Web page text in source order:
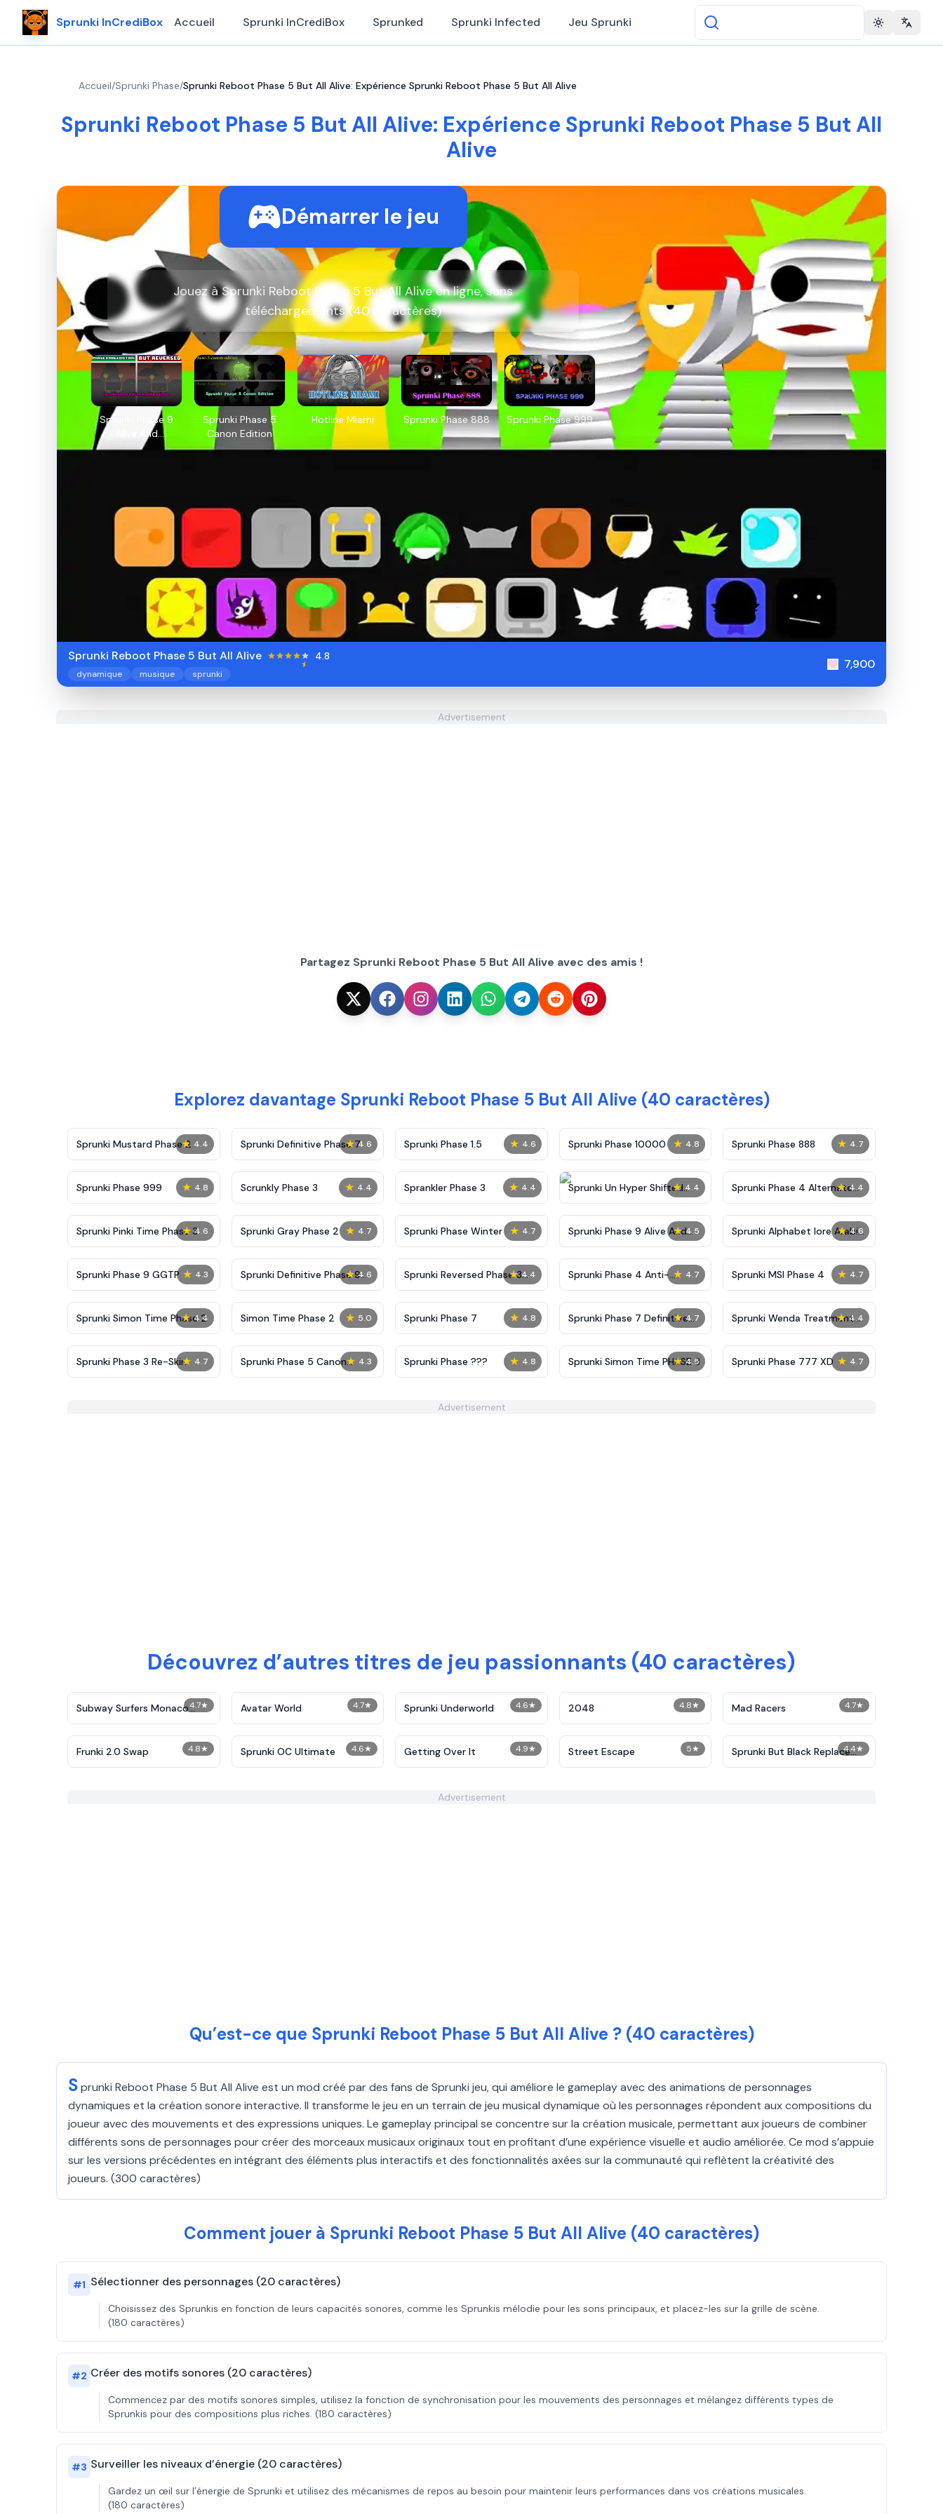
Sprunki InCrediBox Accueil Sprunki InCrediBox Sprunked Sprunki Infected Jeu Sprunki Toggle theme
Accueil/Sprunki Phase/Sprunki Reboot Phase 5 But All Alive: Expérience Sprunki Reboot Phase 5 But All Alive
Sprunki Reboot Phase 5 But All Alive: Expérience Sprunki Reboot Phase 5 But All
Alive
Démarrer le jeu
Jouez à Sprunki Reboot Phase 5 But All Alive en ligne, sans
téléchargements (40 caractères)
Sprunki Phase 9
Alive And
Malediction
Sprunki Phase 5
Canon Edition
Hotline Miami Sprunki Phase 888 Sprunki Phase 999
Sprunki Reboot Phase 5 But All Alive 4.8
dynamique musique sprunki
7,900
Advertisement
Partagez Sprunki Reboot Phase 5 But All Alive avec des amis !
Explorez davantage Sprunki Reboot Phase 5 But All Alive (40 caractères)
★ 4.4
Sprunki Mustard Phase 2 ★ 4.6
Sprunki Definitive Phase 7 ★ 4.6
Sprunki Phase 1.5 ★ 4.8
Sprunki Phase 10000 ★ 4.7
Sprunki Phase 888
★ 4.8
Sprunki Phase 999 ★ 4.4
Scrunkly Phase 3 ★ 4.4
Sprankler Phase 3 ★ 4.4
Sprunki Un Hyper Shifted
Phase 4
★ 4.4
Sprunki Phase 4 Alternate
Edition
★ 4.6
Sprunki Pinki Time Phase 3 ★ 4.7
Sprunki Gray Phase 2 ★ 4.7
Sprunki Phase Winter ★ 4.5
Sprunki Phase 9 Alive And
Malediction
★ 4.6
Sprunki Alphabet lore Arabic
Phase 3
★ 4.3
Sprunki Phase 9 GGTP ★ 4.6
Sprunki Definitive Phase 9
New
★ 4.4
Sprunki Reversed Phase 3
Definitive
★ 4.7
Sprunki Phase 4 Anti-
Shifted
★ 4.7
Sprunki MSI Phase 4
★ 4.4
Sprunki Simon Time Phase 2 ★ 5.0
Simon Time Phase 2 ★ 4.8
Sprunki Phase 7 ★ 4.7
Sprunki Phase 7 Definitive
(Fanmade)
★ 4.4
Sprunki Wenda Treatment
Phase 40
★ 4.7
Sprunki Phase 3 Re-Skin ★ 4.3
Sprunki Phase 5 Canon
Edition
★ 4.8
Sprunki Phase ??? ★ 4.5
Sprunki Simon Time PHASE 3 ★ 4.7
Sprunki Phase 777 XD
Advertisement
Découvrez d’autres titres de jeu passionnants (40 caractères)
4.7★
Subway Surfers Monaco
2024
4.7★
Avatar World 4.6★
Sprunki Underworld 4.8★
2048 4.7★
Mad Racers
4.8★
Frunki 2.0 Swap​ 4.6★
Sprunki OC Ultimate 4.9★
Getting Over It 5★
Street Escape 4.4★
Sprunki But Black Replace
with Sakta
Advertisement
Qu’est-ce que Sprunki Reboot Phase 5 But All Alive ? (40 caractères)
Sprunki Reboot Phase 5 But All Alive est un mod créé par des fans de Sprunki jeu, qui améliore le gameplay avec des animations de personnages
dynamiques et la création sonore interactive. Il transforme le jeu en un terrain de jeu musical dynamique où les personnages répondent aux compositions du
joueur avec des mouvements et des expressions uniques. Le gameplay principal se concentre sur la création musicale, permettant aux joueurs de combiner
différents sons de personnages pour créer des morceaux musicaux originaux tout en profitant d’une expérience visuelle et audio améliorée. Ce mod s’appuie
sur les versions précédentes en intégrant des éléments plus interactifs et des fonctionnalités axées sur la communauté qui reflètent la créativité des
joueurs. (300 caractères)
Comment jouer à Sprunki Reboot Phase 5 But All Alive (40 caractères)
#1 Sélectionner des personnages (20 caractères)
Choisissez des Sprunkis en fonction de leurs capacités sonores, comme les Sprunkis mélodie pour les sons principaux, et placez-les sur la grille de scène.
(180 caractères)
#2 Créer des motifs sonores (20 caractères)
Commencez par des motifs sonores simples, utilisez la fonction de synchronisation pour les mouvements des personnages et mélangez différents types de
Sprunkis pour des compositions plus riches. (180 caractères)
#3 Surveiller les niveaux d’énergie (20 caractères)
Gardez un œil sur l’énergie de Sprunki et utilisez des mécanismes de repos au besoin pour maintenir leurs performances dans vos créations musicales.
(180 caractères)